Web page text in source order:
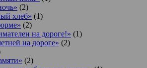
(2)
хлеб» (1)
(2)
на дороге!» (1)
на дороге» (2)
(2)